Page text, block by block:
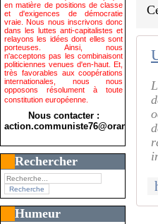
en matière de positions de classe
et d'exigences de démocratie
vraie. Nous nous inscrivons donc
dans les luttes anti-capitalistes et
relayons les idées dont elles sont
porteuses. Ainsi, nous
n'acceptons pas les combinaisont
politiciennes venues d'en-haut. Et,
très favorables aux coopérations
internationales, nous nous
opposons résolument à toute
constitution européenne.
Nous contacter :
action.communiste76@orange.fr>
Rechercher
Humeur